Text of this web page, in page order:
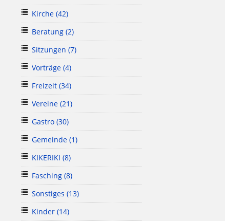
Kirche (42)
Beratung (2)
Sitzungen (7)
Vorträge (4)
Freizeit (34)
Vereine (21)
Gastro (30)
Gemeinde (1)
KIKERIKI (8)
Fasching (8)
Sonstiges (13)
Kinder (14)